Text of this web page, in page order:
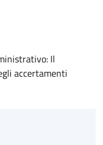
Il
accertamenti